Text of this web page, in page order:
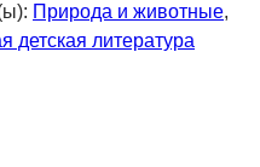
Природа и животные,
детская литература